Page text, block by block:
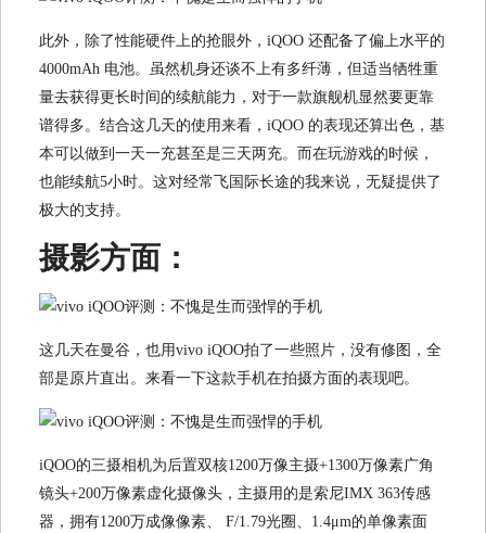
此外，除了性能硬件上的抢眼外，iQOO 还配备了偏上水平的
4000mAh 电池。虽然机身还谈不上有多纤薄，但适当牺牲重
量去获得更长时间的续航能力，对于一款旗舰机显然要更靠
谱得多。结合这几天的使用来看，iQOO 的表现还算出色，基
本可以做到一天一充甚至是三天两充。而在玩游戏的时候，
也能续航5小时。这对经常飞国际长途的我来说，无疑提供了
极大的支持。
摄影方面：
这几天在曼谷，也用vivo iQOO拍了一些照片，没有修图，全
部是原片直出。来看一下这款手机在拍摄方面的表现吧。
iQOO的三摄相机为后置双核1200万像主摄+1300万像素广角
镜头+200万像素虚化摄像头，主摄用的是索尼IMX 363传感
器，拥有1200万成像像素、 F/1.79光圈、1.4μm的单像素面